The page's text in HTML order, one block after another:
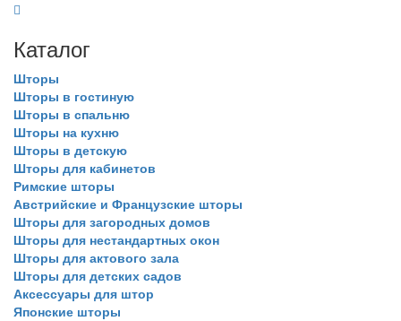
Каталог
Шторы
Шторы в гостиную
Шторы в спальню
Шторы на кухню
Шторы в детскую
Шторы для кабинетов
Римские шторы
Австрийские и Французские шторы
Шторы для загородных домов
Шторы для нестандартных окон
Шторы для актового зала
Шторы для детских садов
Аксессуары для штор
Японские шторы